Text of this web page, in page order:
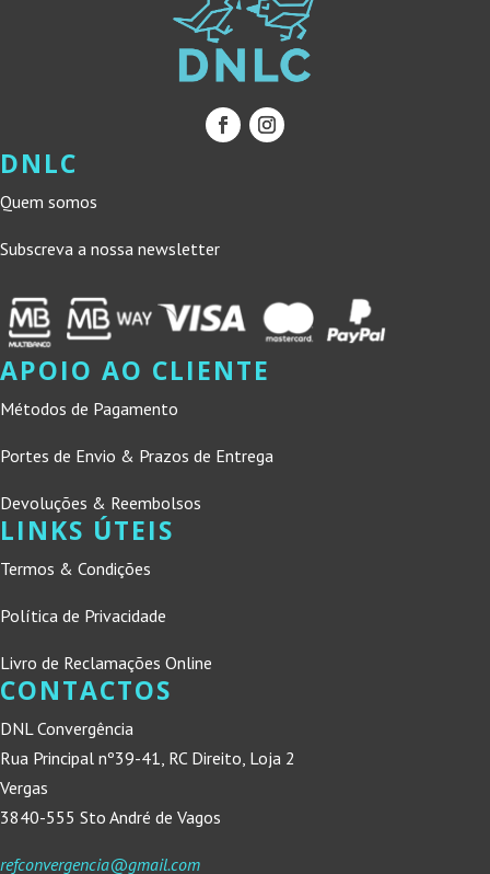
DNLC
Quem somos
Subscreva a nossa newsletter
APOIO AO CLIENTE
Métodos de Pagamento
Portes de Envio & Prazos de Entrega
Devoluções & Reembolsos
LINKS ÚTEIS
Termos & Condições
Política de Privacidade
Livro de Reclamações Online
CONTACTOS
DNL Convergência
Rua Principal nº39-41, RC Direito, Loja 2
Vergas
3840-555 Sto André de Vagos
refconvergencia@gmail.com